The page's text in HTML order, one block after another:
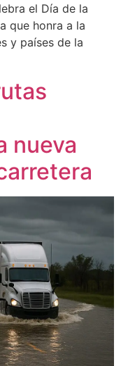
el Día de la
que honra a la
y países de la
nueva